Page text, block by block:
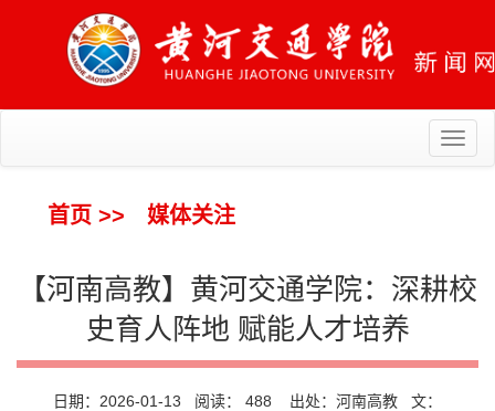
首页 >> 媒体关注
【河南高教】黄河交通学院：深耕校
史育人阵地 赋能人才培养
日期：2026-01-13 阅读： 488 出处：河南高教 文：